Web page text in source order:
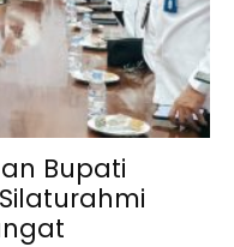
Bupati